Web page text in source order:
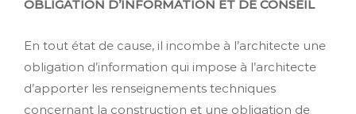
OBLIGATION D’INFORMATION ET DE CONSEIL
En tout état de cause, il incombe à l’architecte une
obligation d’information qui impose à l’architecte
d’apporter les renseignements techniques
concernant la construction et une obligation de